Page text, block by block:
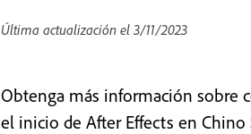
Última actualización el 3/11/2023
Obtenga más información sobre
el inicio de After Effects en Chino